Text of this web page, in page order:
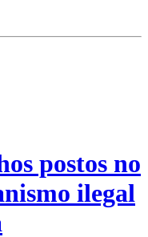
postos no
ilegal